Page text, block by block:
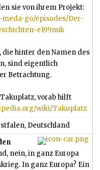
sie von ihrem Projekt:
go/episodes/Der-
e199nuk
die hinter den Namen des
sind eigentlich
Betrachtung.
vorab hilft
wiki/Takuplatz
Deutschland
nein, in ganz Europa
In ganz Europa? Ein